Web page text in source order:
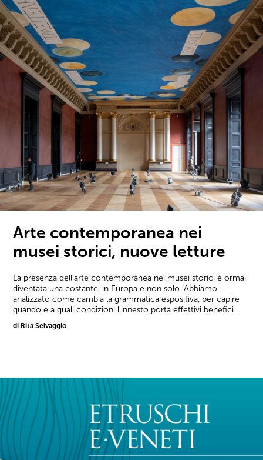
Arte contemporanea nei
musei storici, nuove letture
La presenza dell'arte contemporanea nei musei storici è ormai
diventata una costante, in Europa e non solo. Abbiamo
analizzato come cambia la grammatica espositiva, per capire
quando e a quali condizioni l'innesto porta effettivi benefici.
di Rita Selvaggio